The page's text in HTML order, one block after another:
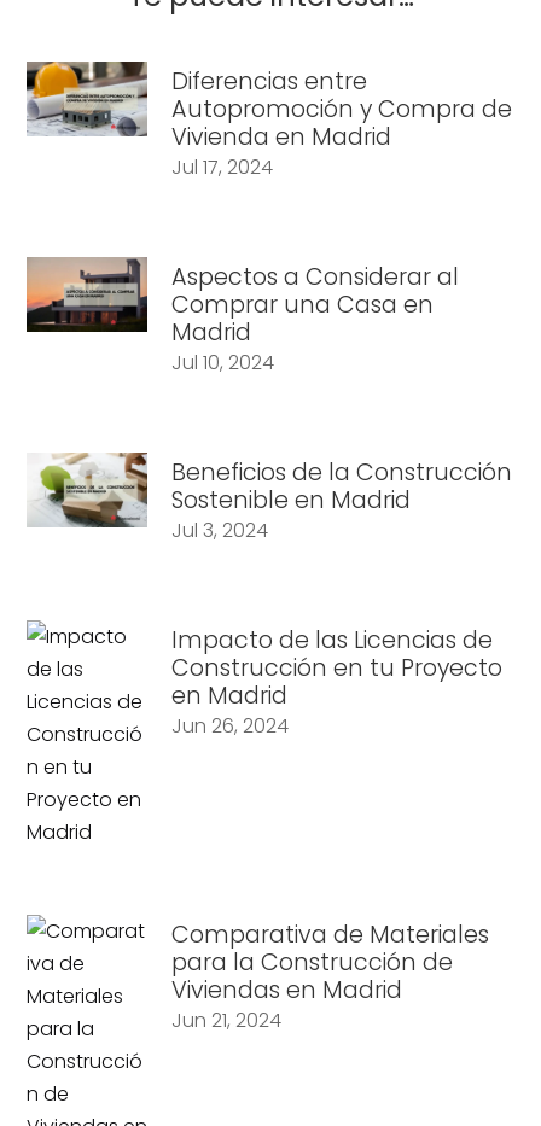
Diferencias entre
Autopromoción y Compra de
Vivienda en Madrid
Jul 17, 2024
Aspectos a Considerar al
Comprar una Casa en
Madrid
Jul 10, 2024
Beneficios de la Construcción
Sostenible en Madrid
Jul 3, 2024
Impacto de las Licencias de
Construcción en tu Proyecto
en Madrid
Jun 26, 2024
Comparativa de Materiales
para la Construcción de
Viviendas en Madrid
Jun 21, 2024